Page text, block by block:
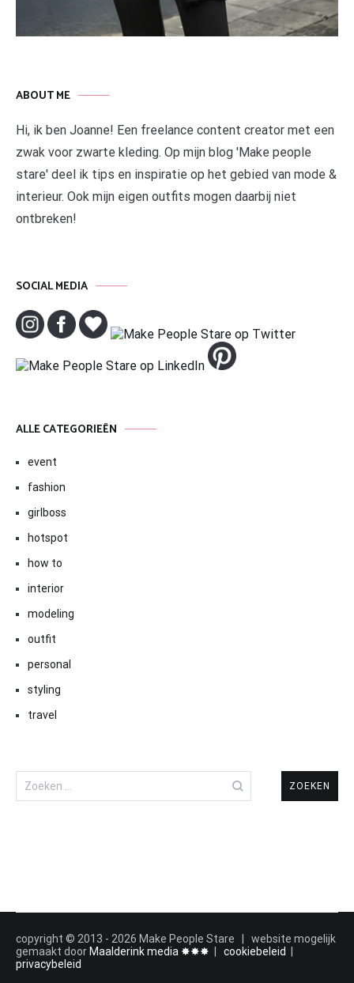
ABOUT ME
Hi, ik ben Joanne! Een freelance content creator met een
zwak voor zwarte kleding. Op mijn blog 'Make people
stare' deel ik tips en inspiratie op het gebied van mode &
interieur. Ook mijn eigen outfits mogen daarbij niet
ontbreken!
SOCIAL MEDIA
ALLE CATEGORIEËN
event
fashion
girlboss
hotspot
how to
interior
modeling
outfit
personal
styling
travel
naar:
copyright © 2013 - 2026 Make People Stare | website mogelijk
gemaakt door Maalderink media ✸✸✸ cookiebeleid
privacybeleid